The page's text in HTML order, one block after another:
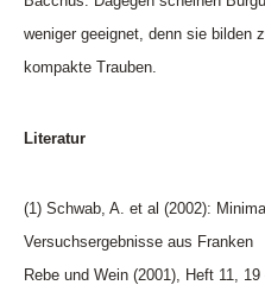
weniger geeignet, denn sie bilden
kompakte Trauben.
Literatur
(1) Schwab, A. et al (2002):
Versuchsergebnisse aus Franken
Rebe und Wein (2001), Heft 11, 19